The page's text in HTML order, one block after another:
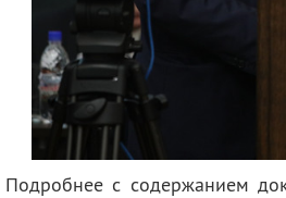
Подробнее с содержанием